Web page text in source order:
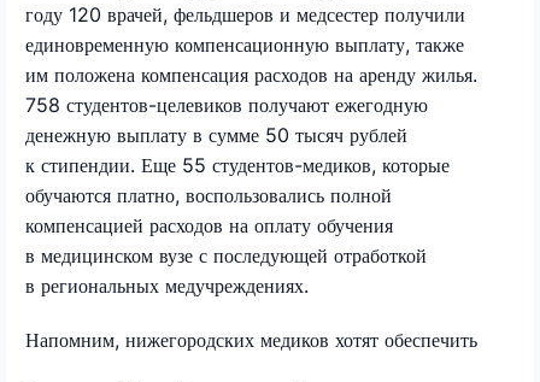
году 120 врачей, фельдшеров и медсестер получили
единовременную компенсационную выплату, также
им положена компенсация расходов на аренду жилья.
758 студентов-целевиков получают ежегодную
денежную выплату в сумме 50 тысяч рублей
к стипендии. Еще 55 студентов-медиков, которые
обучаются платно, воспользовались полной
компенсацией расходов на оплату обучения
в медицинском вузе с последующей отработкой
в региональных медучреждениях.
Напомним, нижегородских медиков хотят обеспечить